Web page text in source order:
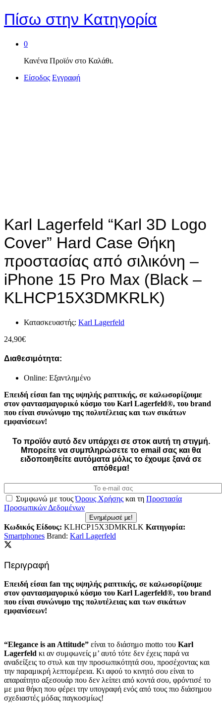
Πίσω στην Κατηγορία
0
Κανένα Προϊόν στο Καλάθι.
Είσοδος Εγγραφή
Karl Lagerfeld “Karl 3D Logo
Cover” Hard Case Θήκη
προστασίας από σιλικόνη –
iPhone 15 Pro Max (Black –
KLHCP15X3DMKRLK)
Κατασκευαστής: Karl Lagerfeld
24,90€
Διαθεσιμότητα:
Online: Εξαντλημένο
Επειδή είσαι fan της υψηλής ραπτικής, σε καλωσορίζουμε
στον φαντασμαγορικό κόσμο του Karl Lagerfeld®, του brand
που είναι συνώνυμο της πολυτέλειας και των σικάτων
εμφανίσεων!
Το προϊόν αυτό δεν υπάρχει σε στοκ αυτή τη στιγμή.
Mπορείτε να συμπληρώσετε το email σας και θα
ειδοποιηθείτε αυτόματα μόλις το έχουμε ξανά σε
απόθεμα!
Συμφωνώ με τουςΌρους Χρήσης και τη Προστασία
Προσωπικών Δεδομένων
Ενημέρωσέ με!
Κωδικός Είδους: KLHCP15X3DMKRLK Κατηγορία:
Smartphones Brand: Karl Lagerfeld
Περιγραφή
Επειδή είσαι fan της υψηλής ραπτικής, σε καλωσορίζουμε
στον φαντασμαγορικό κόσμο του Karl Lagerfeld®, του brand
που είναι συνώνυμο της πολυτέλειας και των σικάτων
εμφανίσεων!
“Elegance is an Attitude” είναι το διάσημο motto του Karl
Lagerfeld κι αν συμφωνείς μ’ αυτό τότε δεν έχεις παρά να
αναδείξεις το στυλ και την προσωπικότητά σου, προσέχοντας και
την παραμικρή λεπτομέρεια. Κι αφού το κινητό σου είναι το
απαραίτητο αξεσουάρ που δεν λείπει από κοντά σου, φρόντισέ το
με μια θήκη που φέρει την υπογραφή ενός από τους πιο διάσημου
σχεδιαστές μόδας παγκοσμίως!